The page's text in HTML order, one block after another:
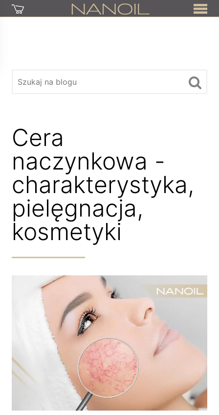
Cera
naczynkowa -
charakterystyka,
pielęgnacja,
kosmetyki